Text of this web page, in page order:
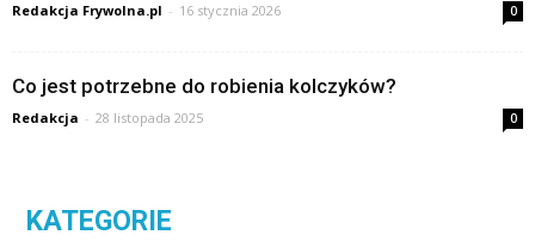
Redakcja Frywolna.pl - 16 stycznia 2026 0
Co jest potrzebne do robienia kolczyków?
Redakcja - 28 listopada 2025 0
KATEGORIE